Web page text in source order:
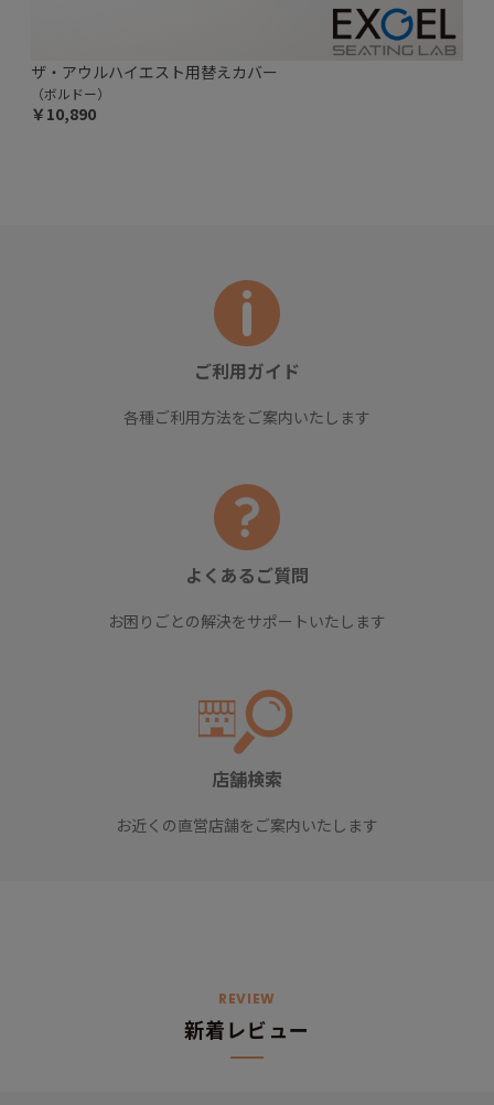
ザ・アウルハイエスト用替えカバー
（ボルドー）
￥10,890
ご利用ガイド
各種ご利用方法をご案内いたします
よくあるご質問
お困りごとの解決をサポートいたします
店舗検索
お近くの直営店舗をご案内いたします
REVIEW
新着レビュー